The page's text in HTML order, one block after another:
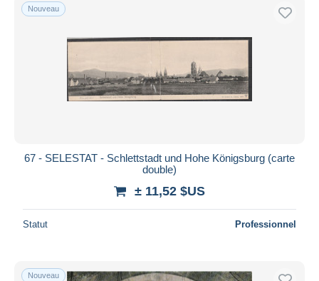
Nouveau
67 - SELESTAT - Schlettstadt und Hohe Königsburg (carte
double)
± 11,52 $US
Statut Professionnel
Nouveau